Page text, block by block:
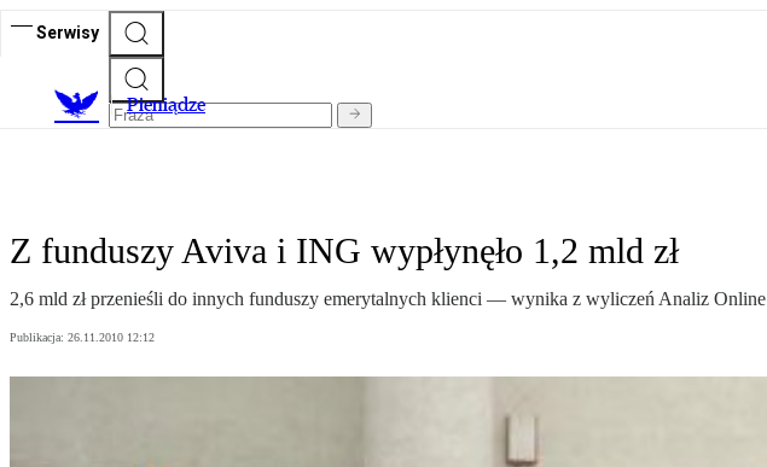
Serwisy
Pieniądze
Z funduszy Aviva i ING wypłynęło 1,2 mld zł
2,6 mld zł przenieśli do innych funduszy emerytalnych klienci — wynika z wyliczeń Analiz Online
Publikacja: 26.11.2010 12:12